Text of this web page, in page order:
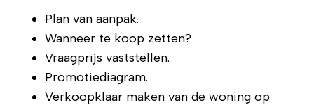
Plan van aanpak.
Wanneer te koop zetten?
Vraagprijs vaststellen.
Promotiediagram.
Verkoopklaar maken van de woning op